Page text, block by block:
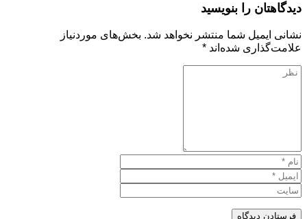
دیدگاهتان را بنویسید
نشانی ایمیل شما منتشر نخواهد شد. بخش‌های موردنیاز
علامت‌گذاری شده‌اند *